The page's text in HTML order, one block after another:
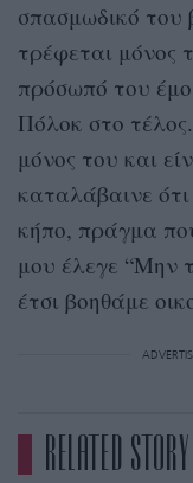
σπασμωδικό του
τρέφεται μόνος
πρόσωπό του
Πόλοκ στο
μόνος του και
καταλάβαινε
κήπο, πράγμα
μου έλεγε “Μην
έτσι βοηθάμε
RELATED STORY